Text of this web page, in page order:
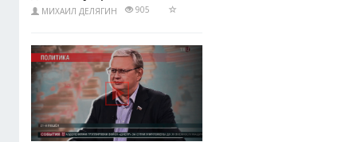
МИХАИЛ ДЕЛЯГИН 905